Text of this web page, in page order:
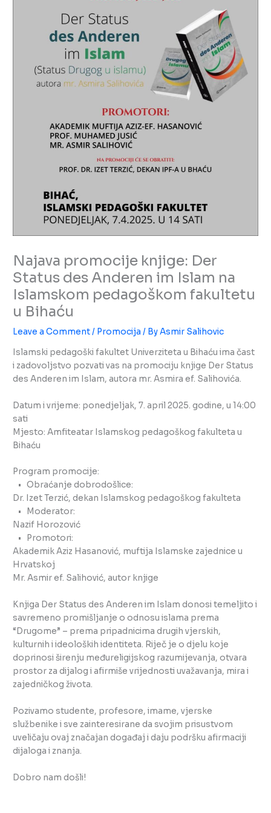
Najava promocije knjige: Der
Status des Anderen im Islam na
Islamskom pedagoškom fakultetu
u Bihaću
Leave a Comment/ Promocija / ByAsmir Salihovic
Islamski pedagoški fakultet Univerziteta u Bihaću ima čast
i zadovoljstvo pozvati vas na promociju knjige Der Status
des Anderen im Islam, autora mr. Asmira ef. Salihovića.
Datum i vrijeme: ponedjeljak, 7. april 2025. godine, u 14:00
sati
Mjesto: Amfiteatar Islamskog pedagoškog fakulteta u
Bihaću
Program promocije:
• Obraćanje dobrodošlice:
Dr. Izet Terzić, dekan Islamskog pedagoškog fakulteta
• Moderator:
Nazif Horozović
• Promotori:
Akademik Aziz Hasanović, muftija Islamske zajednice u
Hrvatskoj
Mr. Asmir ef. Salihović, autor knjige
Knjiga Der Status des Anderen im Islam donosi temeljito i
savremeno promišljanje o odnosu islama prema
“Drugome” – prema pripadnicima drugih vjerskih,
kulturnih i ideoloških identiteta. Riječ je o djelu koje
doprinosi širenju međureligijskog razumijevanja, otvara
prostor za dijalog i afirmiše vrijednosti uvažavanja, mira i
zajedničkog života.
Pozivamo studente, profesore, imame, vjerske
službenike i sve zainteresirane da svojim prisustvom
uveličaju ovaj značajan događaj i daju podršku afirmaciji
dijaloga i znanja.
Dobro nam došli!